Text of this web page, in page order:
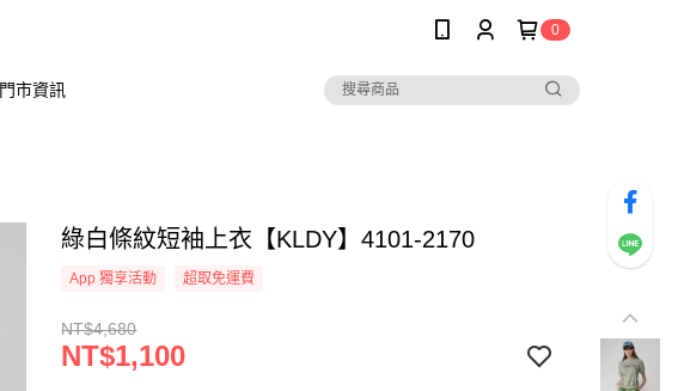
0
門市資訊
綠白條紋短袖上衣【KLDY】4101-2170
App 獨享活動 超取免運費
NT$4,680
NT$1,100